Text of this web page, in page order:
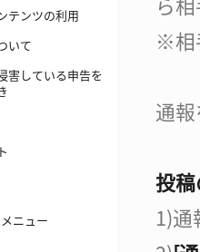
テンツの利用
いて
害している申告を
ニュー
※相
通
投
1)